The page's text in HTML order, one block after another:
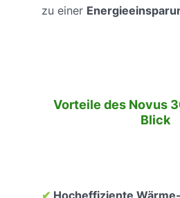
zu einer
Vorteile des Novus
Blick
✔ Hocheffiziente Wärme-